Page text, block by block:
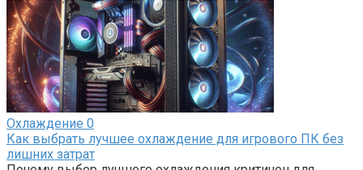
Охлаждение 0
Как выбрать лучшее охлаждение для игрового ПК без
лишних затрат